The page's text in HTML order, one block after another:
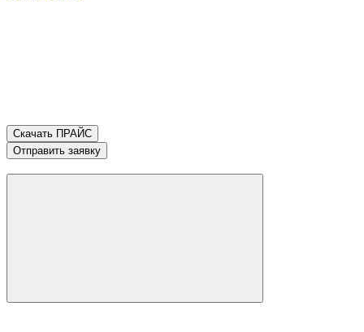
Скачать ПРАЙС
Отправить заявку